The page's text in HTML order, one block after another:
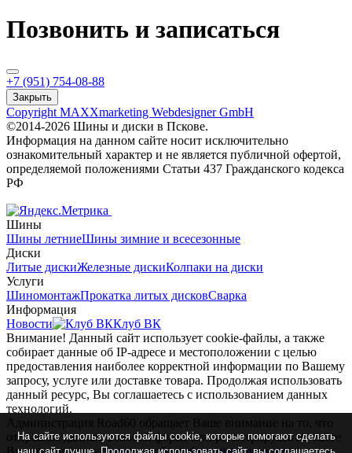
Позвонить и записаться
+7 (951) 754-08-88
Закрыть
Copyright MAXXmarketing Webdesigner GmbH
©2014-2026 Шины и диски в Пскове.
Информация на данном сайте носит исключительно
ознакомительный характер и не является публичной офертой,
определяемой положениями Статьи 437 Гражданского кодекса
РФ
Шины
Шины летниеШины зимние и всесезонные
Диски
Литые дискиЖелезные дискиКолпаки на диски
Услуги
ШиномонтажПрокатка литых дисковСварка
Информация
Новости
Клуб ВК
Внимание! Данный сайт использует cookie-файлы, а также
собирает данные об IP-адресе и местоположении с целью
предоставления наиболее корректной информации по Вашему
запросу, услуге или доставке товара. Продолжая использовать
данный ресурс, Вы соглашаетесь с использованием данных
технологий.
Администрация Road60 обращает Ваше внимание на то, что
отправляя данные в любой форме или регистрируясь на сайте
На сайте используются файлы cookie, которые помогают сделать